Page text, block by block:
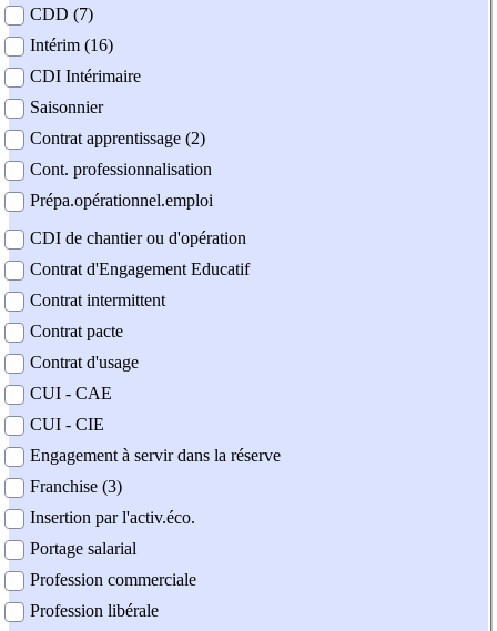
CDD (7)
Intérim (16)
CDI Intérimaire
Saisonnier
Contrat apprentissage (2)
Cont. professionnalisation
Prépa.opérationnel.emploi
CDI de chantier ou d'opération
Contrat d'Engagement Educatif
Contrat intermittent
Contrat pacte
Contrat d'usage
CUI - CAE
CUI - CIE
Engagement à servir dans la réserve
Franchise (3)
Insertion par l'activ.éco.
Portage salarial
Profession commerciale
Profession libérale